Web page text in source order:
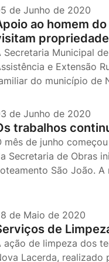
de Junho de 2020
ao homem
Secretaria Municipal
e Extensão
do município de
de Junho de 2020
trabalhos
mês de junho
Secretaria de Obras
São João.
de Maio de 2020
de
ação de limpeza dos
Lacerda, realizado